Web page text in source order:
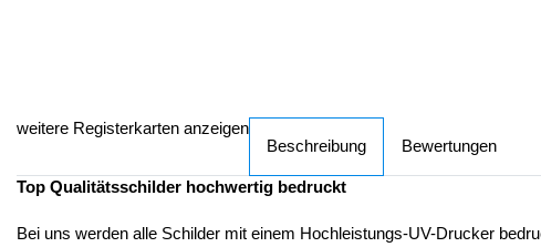
weitere Registerkarten anzeigen
Beschreibung
Bewertungen
Top Qualitätsschilder hochwertig bedruckt
Bei uns werden alle Schilder mit einem Hochleistungs-UV-Drucker